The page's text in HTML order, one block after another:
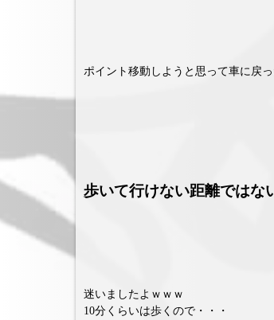
ポイント移動しようと思って車に戻
歩いて行けない距離ではな
迷いましたよｗｗｗ
10分くらいは歩くので・・・